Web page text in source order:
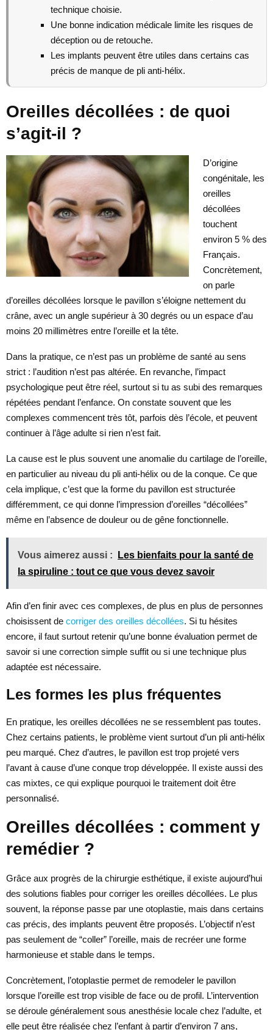
technique choisie.
Une bonne indication médicale limite les risques de
déception ou de retouche.
Les implants peuvent être utiles dans certains cas
précis de manque de pli anti-hélix.
Oreilles décollées : de quoi
s’agit-il ?
D’origine
congénitale, les
oreilles
décollées
touchent
environ 5 % des
Français.
Concrètement,
on parle
d’oreilles décollées lorsque le pavillon s’éloigne nettement du
crâne, avec un angle supérieur à 30 degrés ou un espace d’au
moins 20 millimètres entre l’oreille et la tête.
Dans la pratique, ce n’est pas un problème de santé au sens
strict : l’audition n’est pas altérée. En revanche, l’impact
psychologique peut être réel, surtout si tu as subi des remarques
répétées pendant l’enfance. On constate souvent que les
complexes commencent très tôt, parfois dès l’école, et peuvent
continuer à l’âge adulte si rien n’est fait.
La cause est le plus souvent une anomalie du cartilage de l’oreille,
en particulier au niveau du pli anti-hélix ou de la conque. Ce que
cela implique, c’est que la forme du pavillon est structurée
différemment, ce qui donne l’impression d’oreilles “décollées”
même en l’absence de douleur ou de gêne fonctionnelle.
Vous aimerez aussi :
Les bienfaits pour la santé de
la spiruline : tout ce que vous devez savoir
Afin d’en finir avec ces complexes, de plus en plus de personnes
choisissent de corriger des oreilles décollées. Si tu hésites
encore, il faut surtout retenir qu’une bonne évaluation permet de
savoir si une correction simple suffit ou si une technique plus
adaptée est nécessaire.
Les formes les plus fréquentes
En pratique, les oreilles décollées ne se ressemblent pas toutes.
Chez certains patients, le problème vient surtout d’un pli anti-hélix
peu marqué. Chez d’autres, le pavillon est trop projeté vers
l’avant à cause d’une conque trop développée. Il existe aussi des
cas mixtes, ce qui explique pourquoi le traitement doit être
personnalisé.
Oreilles décollées : comment y
remédier ?
Grâce aux progrès de la chirurgie esthétique, il existe aujourd’hui
des solutions fiables pour corriger les oreilles décollées. Le plus
souvent, la réponse passe par une otoplastie, mais dans certains
cas précis, des implants peuvent être proposés. L’objectif n’est
pas seulement de “coller” l’oreille, mais de recréer une forme
harmonieuse et stable dans le temps.
Concrètement, l’otoplastie permet de remodeler le pavillon
lorsque l’oreille est trop visible de face ou de profil. L’intervention
se déroule généralement sous anesthésie locale chez l’adulte, et
elle peut être réalisée chez l’enfant à partir d’environ 7 ans,